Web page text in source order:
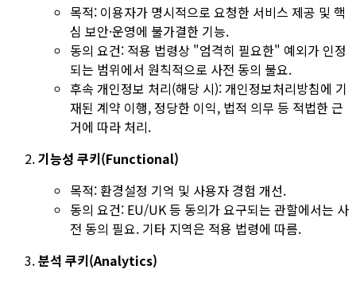
목적: 이용자가 명시적으로 요청한 서비스 제공 및 핵
심 보안·운영에 불가결한 기능.
동의 요건: 적용 법령상 "엄격히 필요한" 예외가 인정
되는 범위에서 원칙적으로 사전 동의 불요.
후속 개인정보 처리(해당 시): 개인정보처리방침에 기
재된 계약 이행, 정당한 이익, 법적 의무 등 적법한 근
거에 따라 처리.
기능성 쿠키(Functional)
목적: 환경설정 기억 및 사용자 경험 개선.
동의 요건: EU/UK 등 동의가 요구되는 관할에서는 사
전 동의 필요. 기타 지역은 적용 법령에 따름.
분석 쿠키(Analytics)